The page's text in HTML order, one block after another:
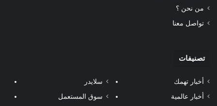
من نحن ؟
تواصل معنا
تصنيفات
أخبار تهمك
أخبار عالمية
سلايدر
سوق المستعمل